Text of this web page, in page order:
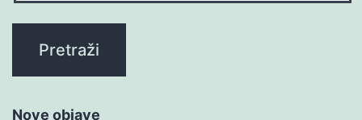
Nove objave